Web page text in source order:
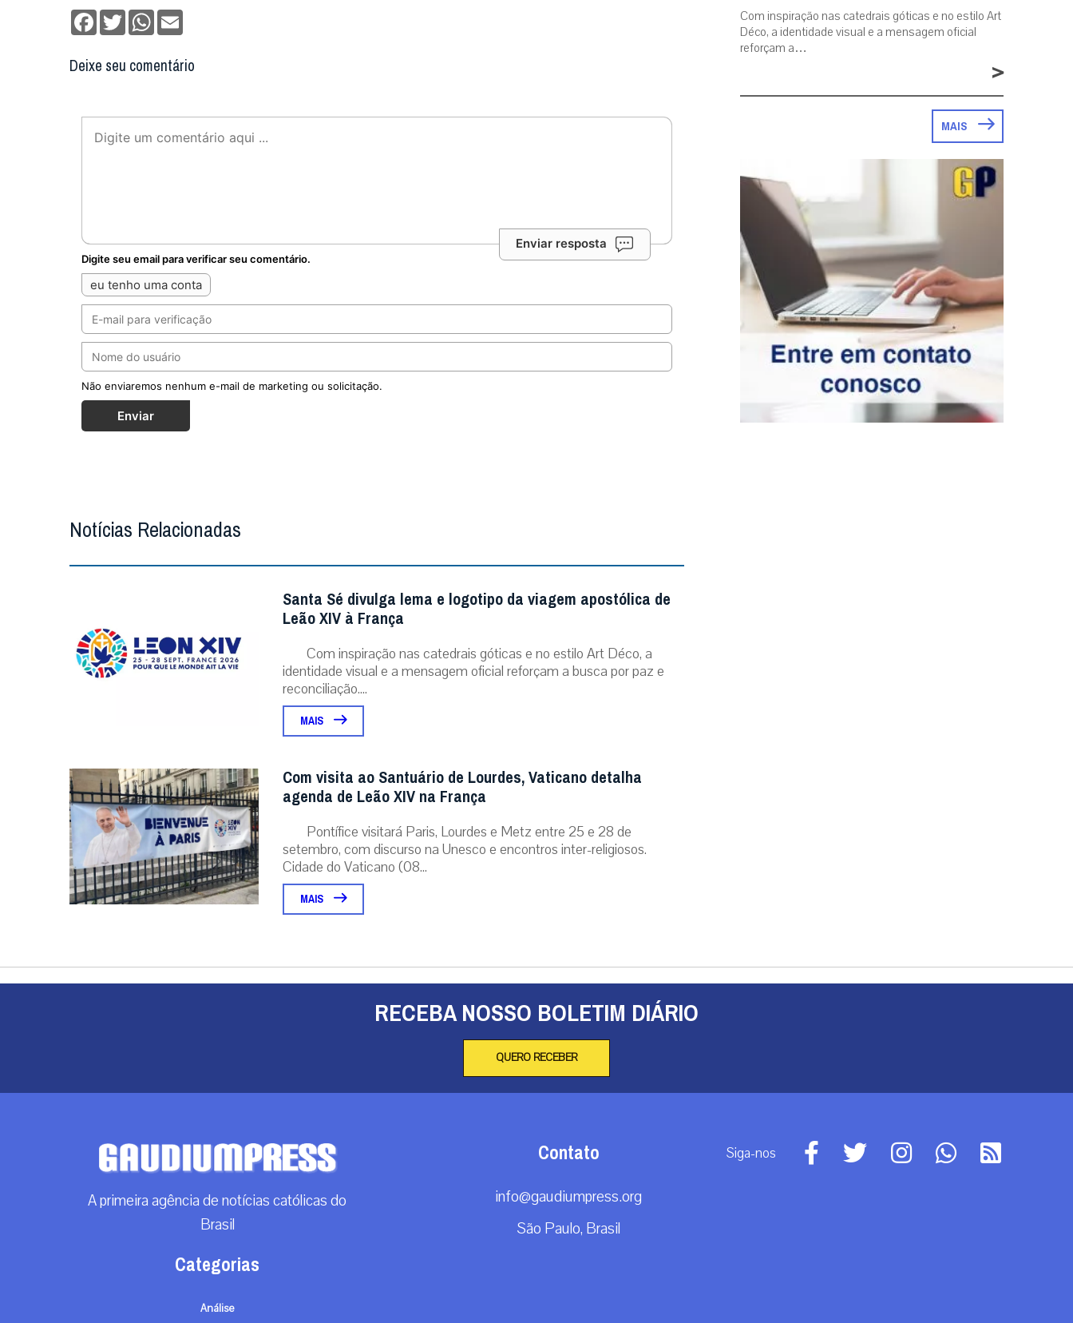
Facebook
TwitterWhatsApp
Deixe seu comentário
Enviar resposta
Digite seu email para verificar seu comentário.
eu tenho uma conta
Não enviaremos nenhum e-mail de marketing ou solicitação.
Enviar
Notícias Relacionadas
Santa Sé divulga lema e logotipo da viagem apostólica de
Leão XIV à França
Com inspiração nas catedrais góticas e no estilo Art Déco, a
identidade visual e a mensagem oficial reforçam a busca por paz e
reconciliação....
MAIS
Com visita ao Santuário de Lourdes, Vaticano detalha
agenda de Leão XIV na França
Pontífice visitará Paris, Lourdes e Metz entre 25 e 28 de
setembro, com discurso na Unesco e encontros inter-religiosos.
Cidade do Vaticano (08...
MAIS
Com inspiração nas catedrais góticas e no estilo Art
Déco, a identidade visual e a mensagem oficial
reforçam a…
>
MAIS
RECEBA NOSSO BOLETIM DIÁRIO
QUERO RECEBER
A primeira agência de notícias católicas do
Brasil
Categorias
Análise
Contato
info@gaudiumpress.org
São Paulo, Brasil
Siga-nos